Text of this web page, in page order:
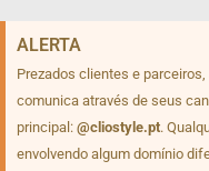
ALERTA
Prezados clientes e
comunica através de seus
principal: @cliostyle.pt.
envolvendo algum domínio